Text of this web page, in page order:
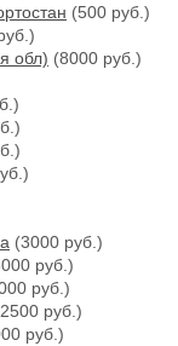
(500 руб.)
обл) (8000 руб.)
(3000 руб.)
руб.)
руб.)
руб.)
руб.)